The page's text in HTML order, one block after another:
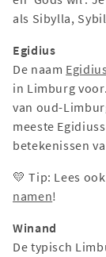
als Sibylla,
Egidius
De naam Egidius
in Limburg
van oud-
meeste
betekenissen
💛 Tip: Lees
namen!
Winand
De typisch